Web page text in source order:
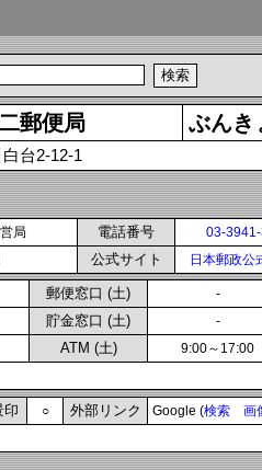
郵便局 ぶんき
台2-12-1
局 電話番号 03-
公式サイト 日本郵政公
郵便窓口 (土) -
貯金窓口 (土) -
ATM (土) 9:00～17:00
印 ○ 外部リンク Google (検索 画